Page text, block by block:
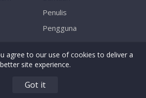
Penulis
Pengguna
Sidoarjo 2026.
agree to our use of cookies to deliver a
better site experience.
Got it